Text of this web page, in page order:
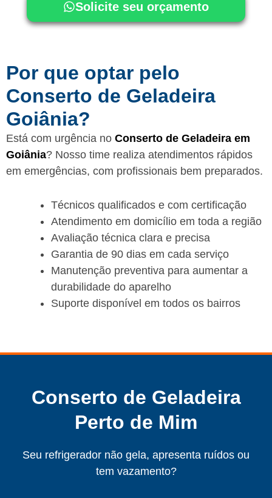
Solicite seu orçamento
Por que optar pelo
Conserto de Geladeira
Goiânia?
Está com urgência no Conserto de Geladeira em
Goiânia? Nosso time realiza atendimentos rápidos
em emergências, com profissionais bem preparados.
Técnicos qualificados e com certificação
Atendimento em domicílio em toda a região
Avaliação técnica clara e precisa
Garantia de 90 dias em cada serviço
Manutenção preventiva para aumentar a
durabilidade do aparelho
Suporte disponível em todos os bairros
Conserto de Geladeira
Perto de Mim
Seu refrigerador não gela, apresenta ruídos ou
tem vazamento?